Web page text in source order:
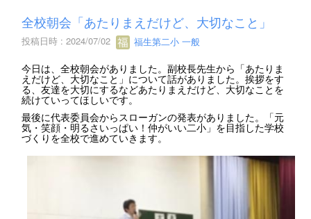
全校朝会「あたりまえだけど、大切なこと」
投稿日時 : 2024/07/02 福生第二小 一般
今日は、全校朝会がありました。副校長先生から「あたりま
えだけど、大切なこと」について話がありました。挨拶をす
る、友達を大切にするなどあたりまえだけど、大切なことを
続けていってほしいです。
最後に代表委員会からスローガンの発表がありました。「元
気・笑顔・明るさいっぱい！仲がいい二小」を目指した学校
づくりを全校で進めていきます。